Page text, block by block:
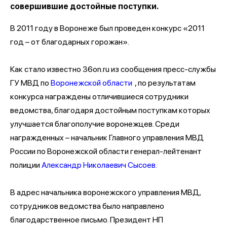
совершившие достойные поступки.
В 2011 году в Воронеже был проведен конкурс «2011
год – от благодарных горожан».
Как стало известно 36on.ru из сообщения пресс-службы
ГУ МВД по Воронежской области , по результатам
конкурса награждены отличившиеся сотрудники
ведомства, благодаря достойным поступкам которых
улучшается благополучие воронежцев. Среди
награжденных – начальник Главного управления МВД
России по Воронежской области генерал-лейтенант
полицииАлександр Николаевич Сысоев.
В адрес начальника воронежского управления МВД,
сотрудников ведомства было направлено
благодарственное письмо. Президент НП